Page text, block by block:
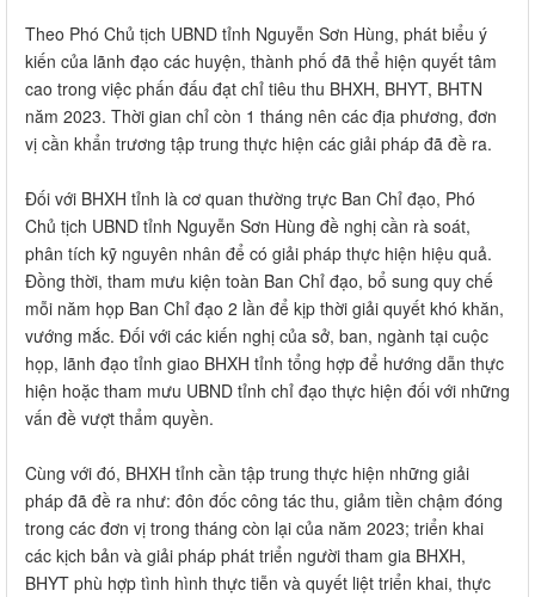
Theo Phó Chủ tịch UBND tỉnh Nguyễn Sơn Hùng, phát biểu ý
kiến của lãnh đạo các huyện, thành phố đã thể hiện quyết tâm
cao trong việc phấn đấu đạt chỉ tiêu thu BHXH, BHYT, BHTN
năm 2023. Thời gian chỉ còn 1 tháng nên các địa phương, đơn
vị cần khẩn trương tập trung thực hiện các giải pháp đã đề ra.
Đối với BHXH tỉnh là cơ quan thường trực Ban Chỉ đạo, Phó
Chủ tịch UBND tỉnh Nguyễn Sơn Hùng đề nghị cần rà soát,
phân tích kỹ nguyên nhân để có giải pháp thực hiện hiệu quả.
Đồng thời, tham mưu kiện toàn Ban Chỉ đạo, bổ sung quy chế
mỗi năm họp Ban Chỉ đạo 2 lần để kịp thời giải quyết khó khăn,
vướng mắc. Đối với các kiến nghị của sở, ban, ngành tại cuộc
họp, lãnh đạo tỉnh giao BHXH tỉnh tổng hợp để hướng dẫn thực
hiện hoặc tham mưu UBND tỉnh chỉ đạo thực hiện đối với những
vấn đề vượt thẩm quyền.
Cùng với đó, BHXH tỉnh cần tập trung thực hiện những giải
pháp đã đề ra như: đôn đốc công tác thu, giảm tiền chậm đóng
trong các đơn vị trong tháng còn lại của năm 2023; triển khai
các kịch bản và giải pháp phát triển người tham gia BHXH,
BHYT phù hợp tình hình thực tiễn và quyết liệt triển khai, thực